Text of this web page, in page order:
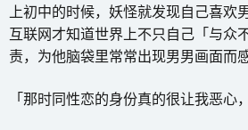
上初中的时候，妖怪就发现自己喜欢
互联网才知道世界上不只自己「与众
责，为他脑袋里常常出现男男画面而
「那时同性恋的身份真的很让我恶心